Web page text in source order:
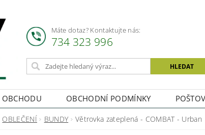
Máte dotaz? Kontaktujte nás:
734 323 996
OBCHODNÍ PODMÍNKY
OBLEČENÍ BUNDY Větrovka zateplená - COMBAT - Urban